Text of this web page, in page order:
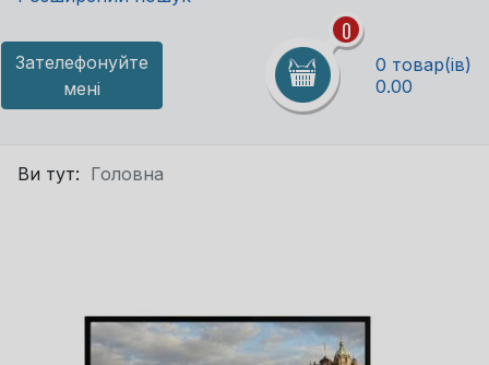
Зателефонуйте
мені
0
0 товар(ів)
0.00
Ви тут: Головна